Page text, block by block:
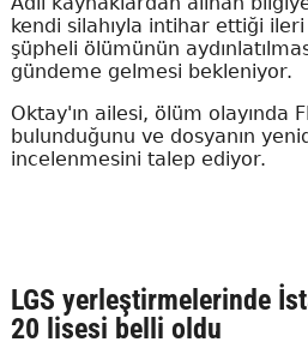
kendi silahıyla intihar ettiği
şüpheli ölümünün
gündeme gelmesi bekleniyor.
Oktay'ın ailesi, ölüm olayında
bulunduğunu ve dosyanın
incelenmesini talep ediyor.
LGS yerleştirmelerinde
20 lisesi belli oldu